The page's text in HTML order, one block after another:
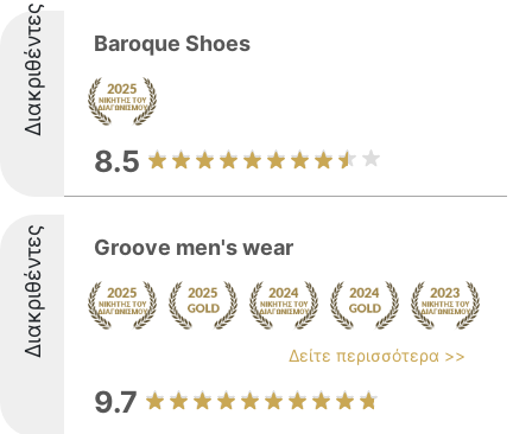
Διακριθέντες Baroque Shoes
8.5
Διακριθέντες Groove men's wear
Δείτε περισσότερα >>
9.7